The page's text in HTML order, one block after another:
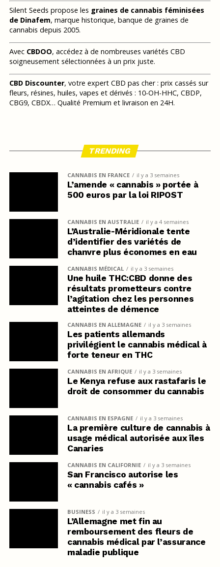
Silent Seeds propose les graines de cannabis féminisées
de Dinafem, marque historique, banque de graines de
cannabis depuis 2005.
Avec CBDOO, accédez à de nombreuses variétés CBD
soigneusement sélectionnées à un prix juste.
CBD Discounter, votre expert CBD pas cher : prix cassés sur
fleurs, résines, huiles, vapes et dérivés : 10-OH-HHC, CBDP,
CBG9, CBDX… Qualité Premium et livraison en 24H.
TRENDING
CANNABIS EN FRANCE il y a 3 semaines
L’amende « cannabis » portée à
500 euros par la loi RIPOST
CANNABIS EN AUSTRALIE il y a 4 semaines
L’Australie-Méridionale tente
d’identifier des variétés de
chanvre plus économes en eau
CANNABIS MÉDICAL il y a 3 semaines
Une huile THC:CBD donne des
résultats prometteurs contre
l’agitation chez les personnes
atteintes de démence
CANNABIS EN ALLEMAGNE il y a 3 semaines
Les patients allemands
privilégient le cannabis médical à
forte teneur en THC
CANNABIS EN AFRIQUE il y a 3 semaines
Le Kenya refuse aux rastafaris le
droit de consommer du cannabis
CANNABIS EN ESPAGNE il y a 3 semaines
La première culture de cannabis à
usage médical autorisée aux îles
Canaries
CANNABIS EN CALIFORNIE il y a 3 semaines
San Francisco autorise les
« cannabis cafés »
BUSINESS il y a 3 semaines
L’Allemagne met fin au
remboursement des fleurs de
cannabis médical par l’assurance
maladie publique